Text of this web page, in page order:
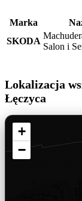
Marka
SKODA
Salon i
Lokalizacja
Łęczyca
+
−